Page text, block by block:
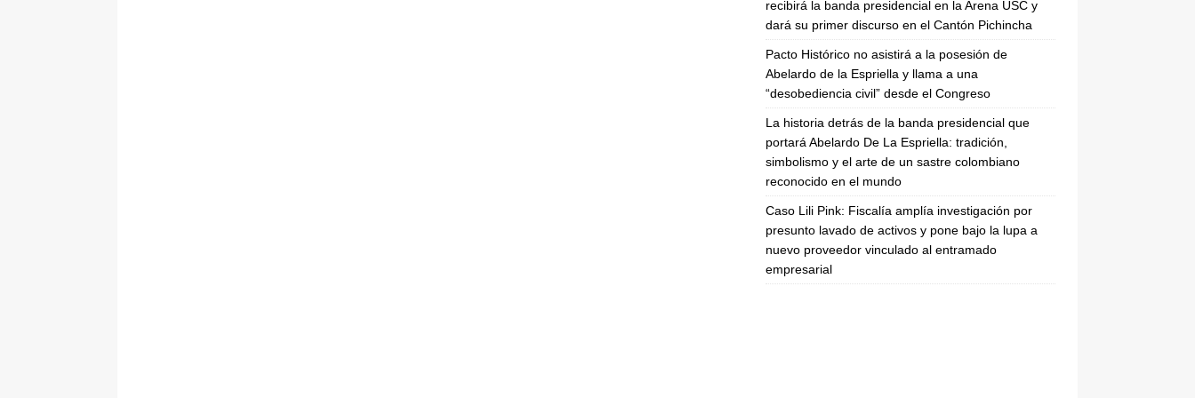
recibirá la banda presidencial en la Arena USC y
dará su primer discurso en el Cantón Pichincha
Pacto Histórico no asistirá a la posesión de
Abelardo de la Espriella y llama a una
“desobediencia civil” desde el Congreso
La historia detrás de la banda presidencial que
portará Abelardo De La Espriella: tradición,
simbolismo y el arte de un sastre colombiano
reconocido en el mundo
Caso Lili Pink: Fiscalía amplía investigación por
presunto lavado de activos y pone bajo la lupa a
nuevo proveedor vinculado al entramado
empresarial